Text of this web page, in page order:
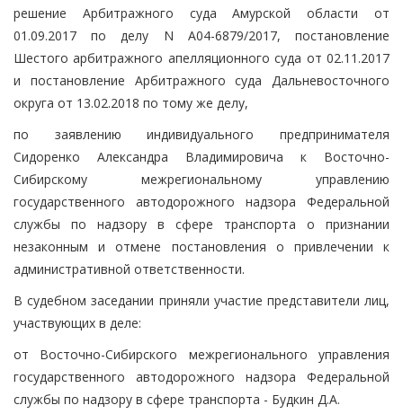
решение Арбитражного суда Амурской области от
01.09.2017 по делу N А04-6879/2017, постановление
Шестого арбитражного апелляционного суда от 02.11.2017
и постановление Арбитражного суда Дальневосточного
округа от 13.02.2018 по тому же делу,
по заявлению индивидуального предпринимателя
Сидоренко Александра Владимировича к Восточно-
Сибирскому межрегиональному управлению
государственного автодорожного надзора Федеральной
службы по надзору в сфере транспорта о признании
незаконным и отмене постановления о привлечении к
административной ответственности.
В судебном заседании приняли участие представители лиц,
участвующих в деле:
от Восточно-Сибирского межрегионального управления
государственного автодорожного надзора Федеральной
службы по надзору в сфере транспорта - Будкин Д.А.